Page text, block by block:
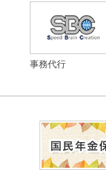
事務代行